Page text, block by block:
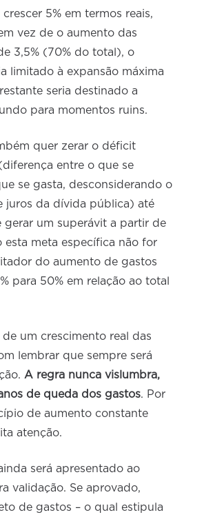
5% em termos reais,
vez de o aumento das
3,5% (70% do total), o
limitado à expansão máxima
seria destinado a
para momentos ruins.
quer zerar o déficit
entre o que se
se gasta, desconsiderando o
juros da dívida pública) até
gerar um superávit a partir de
esta meta específica não for
do aumento de gastos
para 50% em relação ao total
um crescimento real das
lembrar que sempre será
A regra nunca vislumbra,
de queda dos gastos. Por
de aumento constante
atenção.
será apresentado ao
validação. Se aprovado,
de gastos – o qual estipula